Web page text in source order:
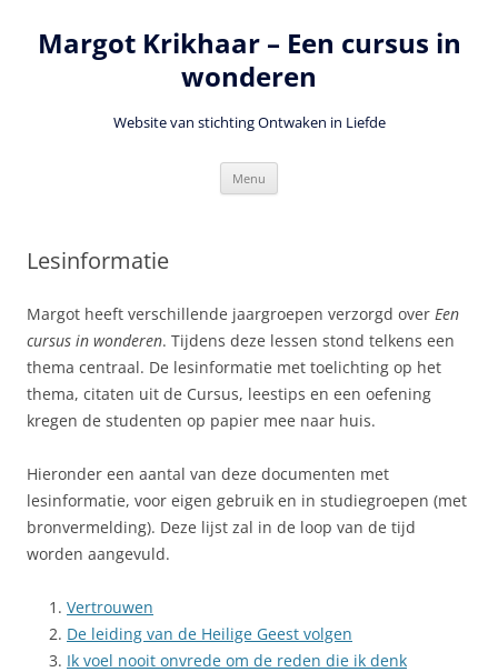
de
inhoud
Margot Krikhaar – Een cursus in
wonderen
Website van stichting Ontwaken in Liefde
Menu
Lesinformatie
Margot heeft verschillende jaargroepen verzorgd over Een
cursus in wonderen. Tijdens deze lessen stond telkens een
thema centraal. De lesinformatie met toelichting op het
thema, citaten uit de Cursus, leestips en een oefening
kregen de studenten op papier mee naar huis.
Hieronder een aantal van deze documenten met
lesinformatie, voor eigen gebruik en in studiegroepen (met
bronvermelding). Deze lijst zal in de loop van de tijd
worden aangevuld.
Vertrouwen
De leiding van de Heilige Geest volgen
Ik voel nooit onvrede om de reden die ik denk